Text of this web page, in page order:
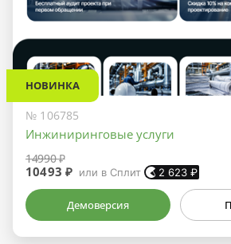
НОВИНКА
№ 106785
Инжиниринговые услуги
14990 ₽
10493 ₽ или в Сплит 2 623 ₽
Демоверсия